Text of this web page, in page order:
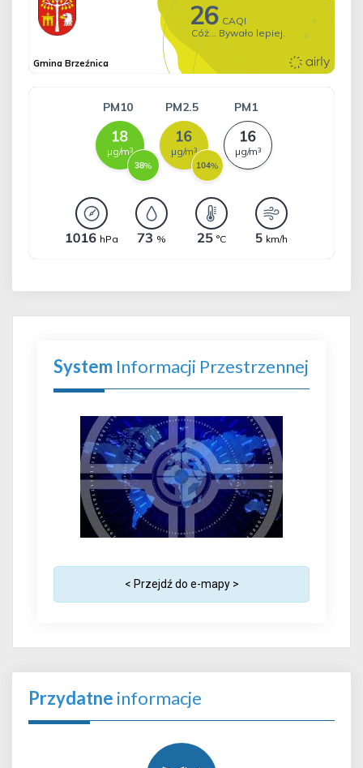
System Informacji Przestrzennej
< Przejdź do e-mapy >
Przydatne informacje